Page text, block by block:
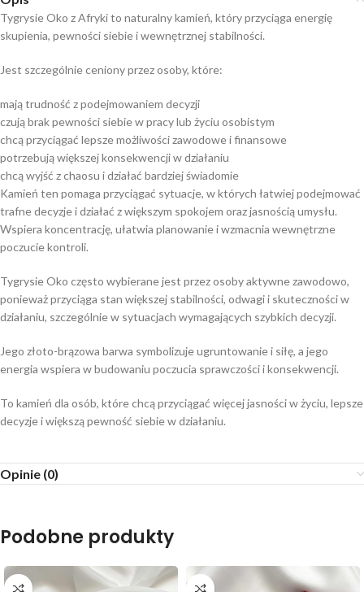
Tygrysie Oko z Afryki to naturalny kamień, który przyciąga energię
skupienia, pewności siebie i wewnętrznej stabilności.
Jest szczególnie ceniony przez osoby, które:
mają trudność z podejmowaniem decyzji
czują brak pewności siebie w pracy lub życiu osobistym
chcą przyciągać lepsze możliwości zawodowe i finansowe
potrzebują większej konsekwencji w działaniu
chcą wyjść z chaosu i działać bardziej świadomie
Kamień ten pomaga przyciągać sytuacje, w których łatwiej podejmować
trafne decyzje i działać z większym spokojem oraz jasnością umysłu.
Wspiera koncentrację, ułatwia planowanie i wzmacnia wewnętrzne
poczucie kontroli.
Tygrysie Oko często wybierane jest przez osoby aktywne zawodowo,
ponieważ przyciąga stan większej stabilności, odwagi i skuteczności w
działaniu, szczególnie w sytuacjach wymagających szybkich decyzji.
Jego złoto-brązowa barwa symbolizuje ugruntowanie i siłę, a jego
energia wspiera w budowaniu poczucia sprawczości i konsekwencji.
To kamień dla osób, które chcą przyciągać więcej jasności w życiu, lepsze
decyzje i większą pewność siebie w działaniu.
Opinie (0)
Podobne produkty